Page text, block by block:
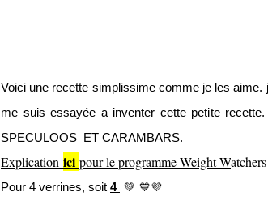
Voici une recette simplissime comme je les
me suis essayée a inventer cette petite
SPECULOOS ET CARAMBARS.
Explication ici pour le programme Weight Watchers
Pour 4 verrines, soit 4 💚 💙💜